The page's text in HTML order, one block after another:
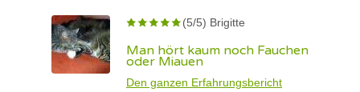
(5/5) Brigitte
Man hört kaum noch Fauchen
oder Miauen
Den ganzen Erfahrungsbericht